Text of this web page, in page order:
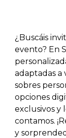
¿Buscáis
evento? En
adaptadas a
sobres
opciones
exclusivos y
contamos.
y